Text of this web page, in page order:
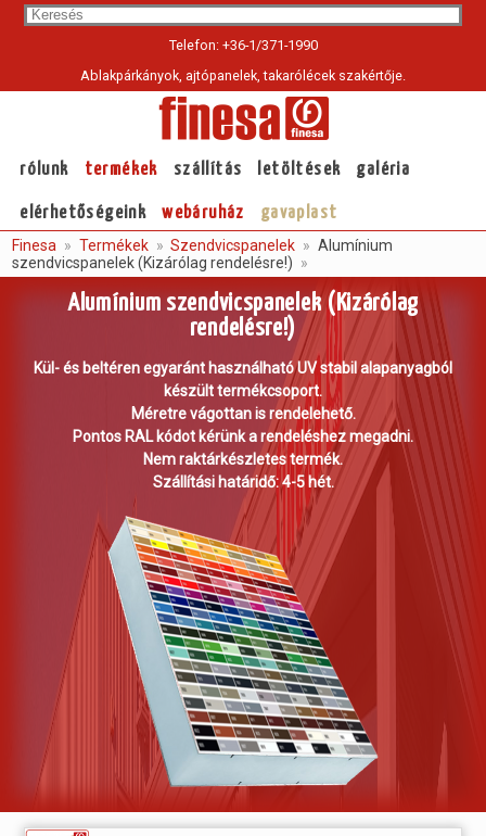
Telefon: +36-1/371-1990
Ablakpárkányok, ajtópanelek, takarólécek szakértője.
rólunk
page:
termékek szállítás letöltések galéria
elérhetőségeink webáruház gavaplast
Finesa Termékek Szendvicspanelek
Alumínium
szendvicspanelek (Kizárólag rendelésre!)
Alumínium szendvicspanelek (Kizárólag
rendelésre!)
Kül- és beltéren egyaránt használható UV stabil alapanyagból
készült termékcsoport.
Méretre vágottan is rendelehető.
Pontos RAL kódot kérünk a rendeléshez megadni.
Nem raktárkészletes termék.
Szállítási határidő: 4-5 hét.